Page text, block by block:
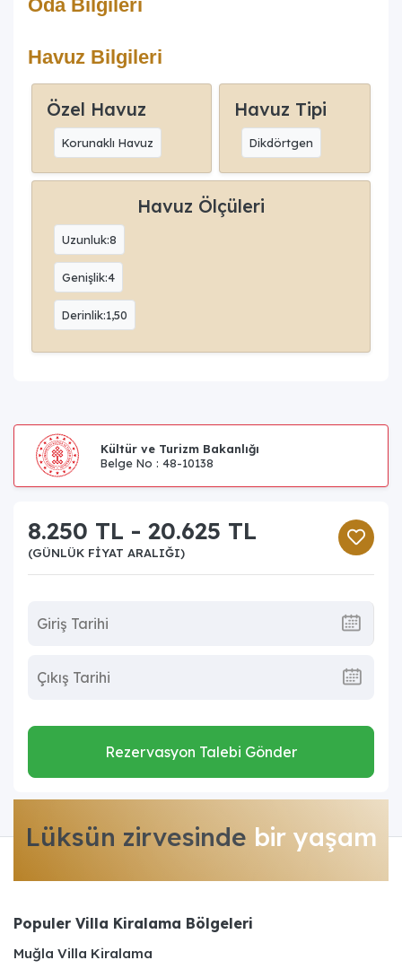
Oda Bilgileri
Havuz Bilgileri
Özel Havuz
Korunaklı Havuz
Havuz Tipi
Dikdörtgen
Havuz Ölçüleri
Uzunluk:8
Genişlik:4
Derinlik:1,50
Kültür ve Turizm Bakanlığı
Belge No : 48-10138
8.250 TL - 20.625 TL
(GÜNLÜK FIYAT ARALIĞI)
Rezervasyon Talebi Gönder
Lüksün zirvesinde bir yaşam
Populer Villa Kiralama Bölgeleri
Muğla Villa Kiralama